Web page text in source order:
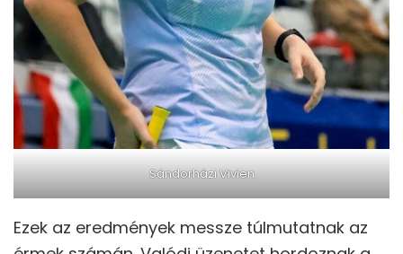
Sándorházi Vivien
Ezek az eredmények messze túlmutatnak az